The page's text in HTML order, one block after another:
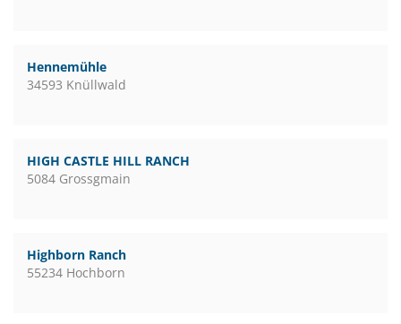
Hennemühle
34593 Knüllwald
HIGH CASTLE HILL RANCH
5084 Grossgmain
Highborn Ranch
55234 Hochborn